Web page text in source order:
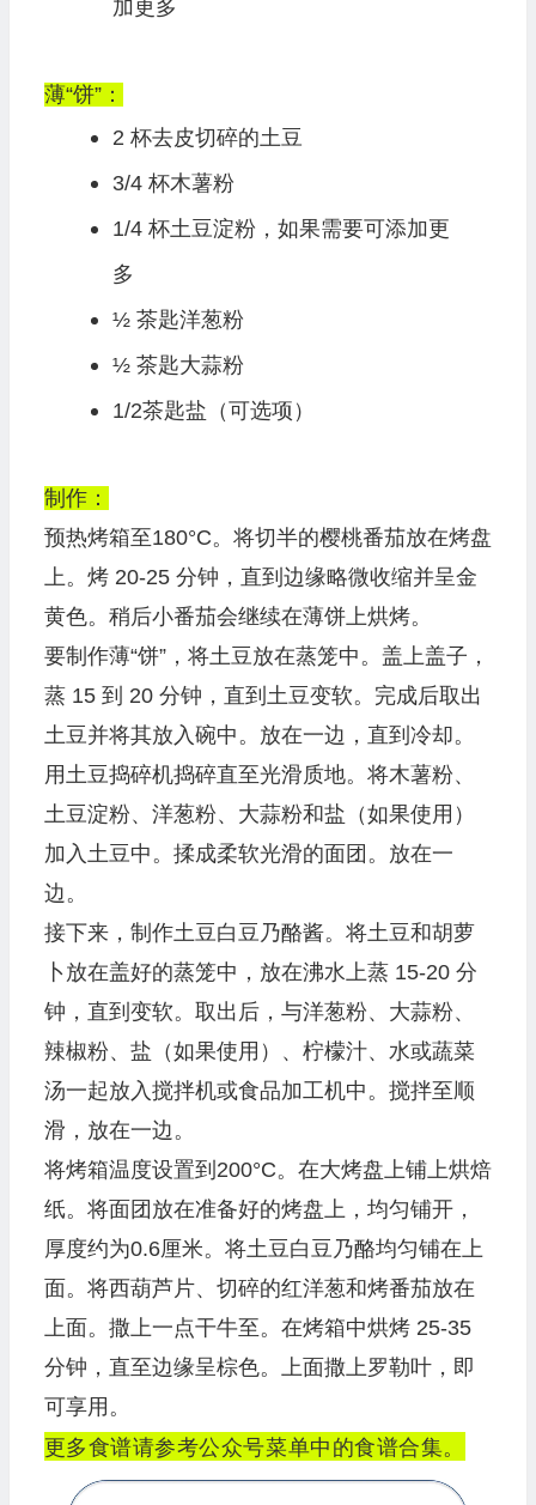
加更多
薄“饼”：
2 杯去皮切碎的土豆
3/4 杯木薯粉
1/4 杯土豆淀粉，如果需要可添加更
多
½ 茶匙洋葱粉
½ 茶匙大蒜粉
1/2茶匙盐（可选项）
制作：
预热烤箱至180°C。将切半的樱桃番茄放在烤盘
上。烤 20-25 分钟，直到边缘略微收缩并呈金
黄色。稍后小番茄会继续在薄饼上烘烤。
要制作薄“饼”，将土豆放在蒸笼中。盖上盖子，
蒸 15 到 20 分钟，直到土豆变软。完成后取出
土豆并将其放入碗中。放在一边，直到冷却。
用土豆捣碎机捣碎直至光滑质地。将木薯粉、
土豆淀粉、洋葱粉、大蒜粉和盐（如果使用）
加入土豆中。揉成柔软光滑的面团。放在一
边。
接下来，制作土豆白豆乃酪酱。将土豆和胡萝
卜放在盖好的蒸笼中，放在沸水上蒸 15-20 分
钟，直到变软。取出后，与洋葱粉、大蒜粉、
辣椒粉、盐（如果使用）、柠檬汁、水或蔬菜
汤一起放入搅拌机或食品加工机中。搅拌至顺
滑，放在一边。
将烤箱温度设置到200°C。在大烤盘上铺上烘焙
纸。将面团放在准备好的烤盘上，均匀铺开，
厚度约为0.6厘米。将土豆白豆乃酪均匀铺在上
面。将西葫芦片、切碎的红洋葱和烤番茄放在
上面。撒上一点干牛至。在烤箱中烘烤 25-35
分钟，直至边缘呈棕色。上面撒上罗勒叶，即
可享用。
更多食谱请参考公众号菜单中的食谱合集。